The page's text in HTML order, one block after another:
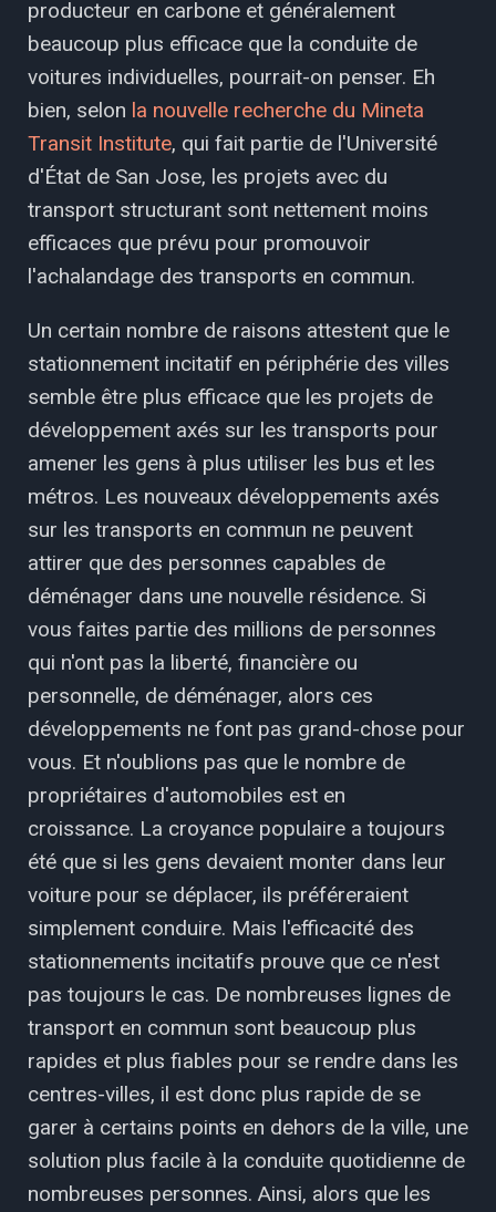
producteur en carbone et généralement
beaucoup plus efficace que la conduite de
voitures individuelles, pourrait-on penser. Eh
bien, selon la nouvelle recherche du Mineta
Transit Institute, qui fait partie de l'Université
d'État de San Jose, les projets avec du
transport structurant sont nettement moins
efficaces que prévu pour promouvoir
l'achalandage des transports en commun.
Un certain nombre de raisons attestent que le
stationnement incitatif en périphérie des villes
semble être plus efficace que les projets de
développement axés sur les transports pour
amener les gens à plus utiliser les bus et les
métros. Les nouveaux développements axés
sur les transports en commun ne peuvent
attirer que des personnes capables de
déménager dans une nouvelle résidence. Si
vous faites partie des millions de personnes
qui n'ont pas la liberté, financière ou
personnelle, de déménager, alors ces
développements ne font pas grand-chose pour
vous. Et n'oublions pas que le nombre de
propriétaires d'automobiles est en
croissance. La croyance populaire a toujours
été que si les gens devaient monter dans leur
voiture pour se déplacer, ils préféreraient
simplement conduire. Mais l'efficacité des
stationnements incitatifs prouve que ce n'est
pas toujours le cas. De nombreuses lignes de
transport en commun sont beaucoup plus
rapides et plus fiables pour se rendre dans les
centres-villes, il est donc plus rapide de se
garer à certains points en dehors de la ville, une
solution plus facile à la conduite quotidienne de
nombreuses personnes. Ainsi, alors que les